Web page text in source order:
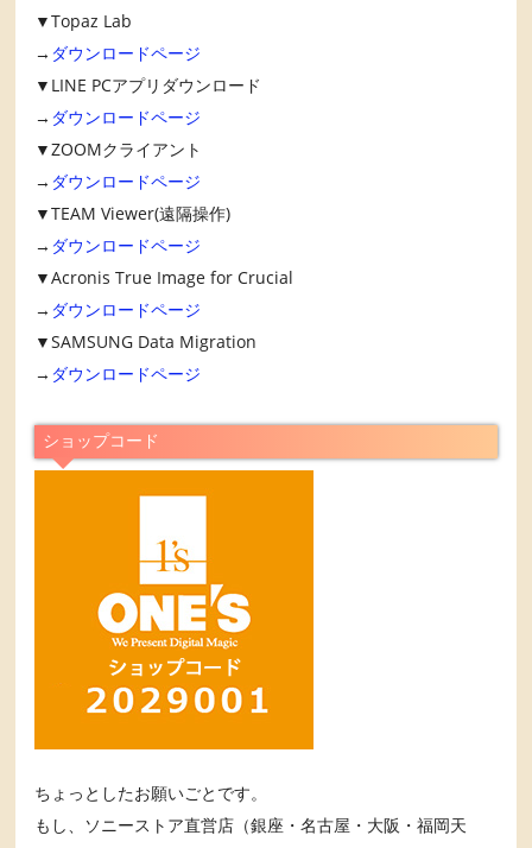
▼Topaz Lab
→ ダウンロードページ
▼LINE PCアプリダウンロード
→ ダウンロードページ
▼ZOOMクライアント
→ ダウンロードページ
▼TEAM Viewer(遠隔操作)
→ ダウンロードページ
▼Acronis True Image for Crucial
→ ダウンロードページ
▼SAMSUNG Data Migration
→ ダウンロードページ
ショップコード
ちょっとしたお願いごとです。
もし、ソニーストア直営店（銀座・名古屋・大阪・福岡天